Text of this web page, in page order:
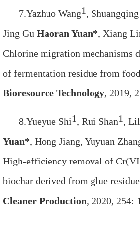
7.Yazhuo Wang1,
Jing Gu Haoran Yuan*, Xiang
Chlorine migration mechanisms
of fermentation residue from
Bioresource Technology, 2019,
8.Yueyue Shi1, Rui Shan1,
Yuan*, Hong Jiang, Yuyuan
High-efficiency removal of
biochar derived from glue
Cleaner Production, 2020, 254: